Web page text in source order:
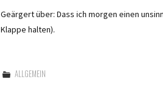
Geärgert über: Dass ich morgen einen
Klappe halten).
ALLGEMEIN